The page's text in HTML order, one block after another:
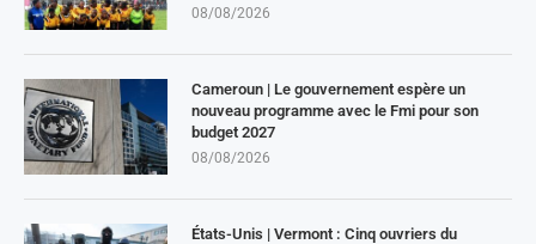
08/08/2026
Cameroun | Le gouvernement espère un
nouveau programme avec le Fmi pour son
budget 2027
08/08/2026
États-Unis | Vermont : Cinq ouvriers du